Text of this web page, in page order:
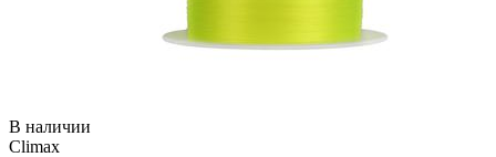
В наличии
Climax